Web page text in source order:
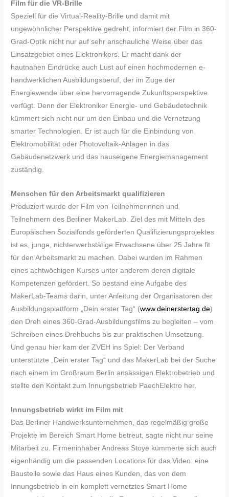
Film für die VR-Brille
Speziell für die Virtual-Reality-Brille und damit mit
ungewöhnlicher Perspektive gedreht, informiert der Film in 360-
Grad-Optik nicht nur auf sehr anschauliche Weise über das
Einsatzgebiet eines Elektronikers. Er macht dank der
hautnahen Eindrücke auch Lust auf einen hochmodernen e-
handwerklichen Ausbildungsberuf, der im Zuge der
Energiewende über eine hervorragende Zukunftsperspektive
verfügt. Denn der Elektroniker Energie- und Gebäudetechnik
kümmert sich nicht nur um den Einbau und die Vernetzung
smarter Technologien. Er ist auch für die Einbindung von
Elektromobilität oder Photovoltaik-Anlagen in das
Gebäudenetzwerk und das hauseigene Energiemanagement
zuständig.
Menschen für den Arbeitsmarkt qualifizieren
Produziert wurde der Film von Teilnehmerinnen und
Teilnehmern des Berliner MakerLab. Ziel des mit Mitteln des
Europäischen Sozialfonds geförderten Qualifizierungsprojektes
ist es, junge, nichterwerbstätige Erwachsene über 25 Jahre fit
für den Arbeitsmarkt zu machen. Dabei wurden im Rahmen
eines achtwöchigen Kurses unter anderem deren digitale
Kompetenzen gefördert. So bestand eine Aufgabe des
MakerLab-Teams darin, unter Anleitung der Organisatoren der
Ausbildungsplattform „Dein erster Tag“ (www.deinerstertag.de)
den Dreh eines 360-Grad-Ausbildungsfilms zu begleiten – vom
Schreiben eines Drehbuchs bis zur praktischen Umsetzung.
Und genau hier kam der ZVEH ins Spiel: Der Verband
unterstützte „Dein erster Tag“ und das MakerLab bei der Suche
nach einem im Großraum Berlin ansässigen Elektrobetrieb und
stellte den Kontakt zum Innungsbetrieb PaechElektro her.
Innungsbetrieb wirkt im Film mit
Das Berliner Handwerksunternehmen, das regelmäßig große
Projekte im Bereich Smart Home betreut, sagte nicht nur seine
Mitarbeit zu. Firmeninhaber Andreas Stoye kümmerte sich auch
eigenhändig um die passenden Locations für das Video: eine
Baustelle sowie das Haus eines Kunden, das von dem
Innungsbetrieb in ein komplett vernetztes Smart Home